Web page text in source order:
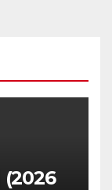
(2026